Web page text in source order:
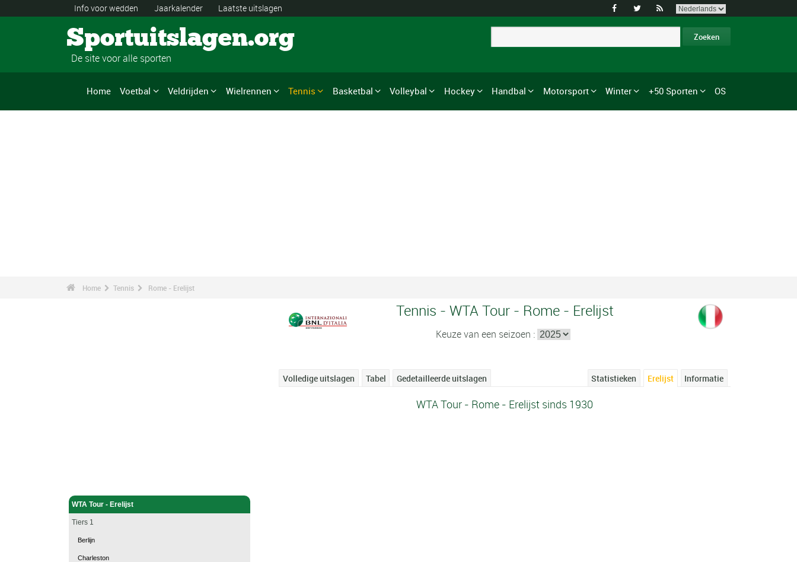
Info voor wedden Jaarkalender Laatste uitslagen   
Sportuitslagen.org
De site voor alle sporten
Home Voetbal Veldrijden Wielrennen Tennis Basketbal Volleybal Hockey Handbal Motorsport Winter +50 Sporten OS
Home Tennis Rome - Erelijst
WTA Tour - Erelijst
Tiers 1
Berlijn
Charleston
Tennis - WTA Tour - Rome - Erelijst
Keuze van een seizoen :
Volledige uitslagen Tabel Gedetailleerde uitslagen Informatie
Erelijst
Statistieken
WTA Tour - Rome - Erelijst sinds 1930